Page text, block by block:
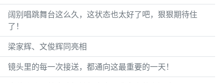
阔别唱跳舞台这么久，这状态也太好了吧，狠狠期待住
了！
梁家辉、文俊辉同亮相
镜头里的每一次接送，都通向这最重要的一天！